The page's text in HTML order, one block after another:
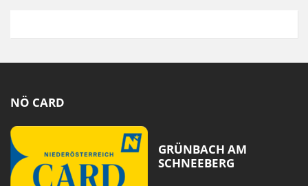
NÖ CARD
GRÜNBACH AM
SCHNEEBERG